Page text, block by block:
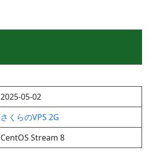
2025-05-02
さくらのVPS 2G
CentOS Stream 8